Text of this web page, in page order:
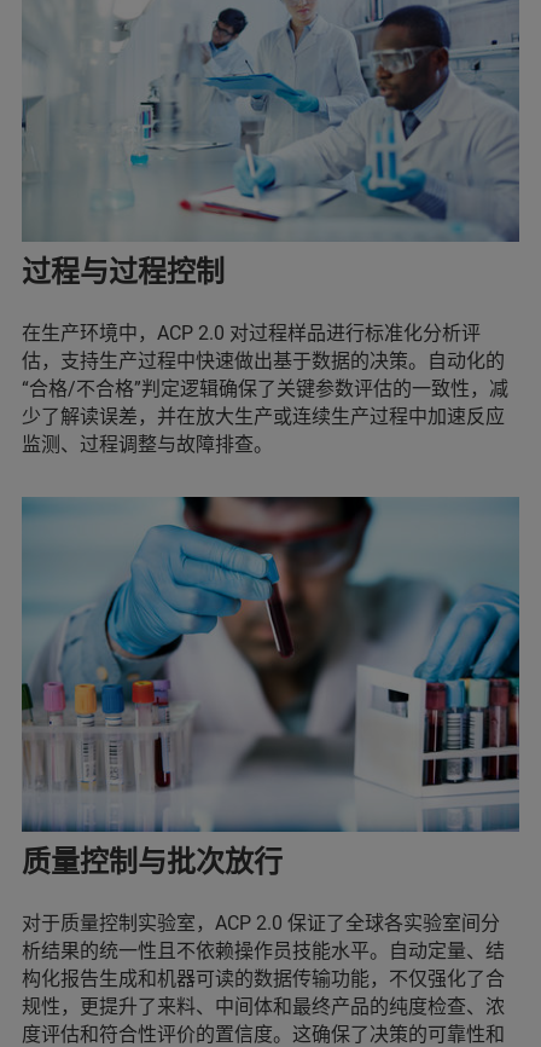
过程与过程控制
在生产环境中，ACP 2.0 对过程样品进行标准化分析评
估，支持生产过程中快速做出基于数据的决策。自动化的
“合格/不合格”判定逻辑确保了关键参数评估的一致性，减
少了解读误差，并在放大生产或连续生产过程中加速反应
监测、过程调整与故障排查。
质量控制与批次放行
对于质量控制实验室，ACP 2.0 保证了全球各实验室间分
析结果的统一性且不依赖操作员技能水平。自动定量、结
构化报告生成和机器可读的数据传输功能，不仅强化了合
规性，更提升了来料、中间体和最终产品的纯度检查、浓
度评估和符合性评价的置信度。这确保了决策的可靠性和